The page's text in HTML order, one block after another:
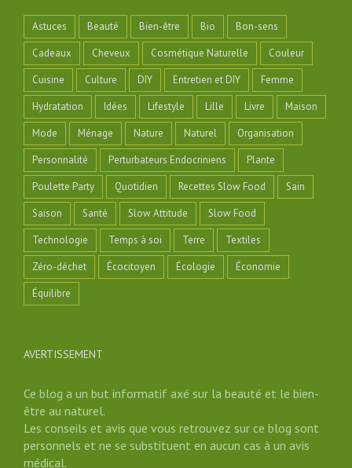
Astuces Beauté Bien-être Bio
Bon-sens
Cadeaux
Cheveux Cosmétique Naturelle
Couleur
Cuisine
Culture DIY Entretien et DIY
Femme
Hydratation
Idées Lifestyle Lille Livre
Maison
Mode
Ménage Nature Naturel
Organisation
Personnalité
Perturbateurs Endocriniens
Plante
Poulette Party
Quotidien Recettes Slow Food
Sain
Saison
Santé Slow Attitude
Slow Food
Technologie
Temps à soi Terre
Textiles
Zéro-déchet
Écocitoyen Écologie
Économie
Équilibre
AVERTISSEMENT
Ce blog a un but informatif axé sur la beauté et le bien-
être au naturel.
Les conseils et avis que vous retrouvez sur ce blog sont
personnels et ne se substituent en aucun cas à un avis
médical.